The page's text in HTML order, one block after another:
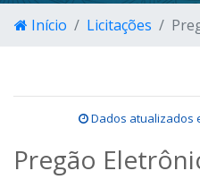
Início Licitações
Dados atualizados
Pregão